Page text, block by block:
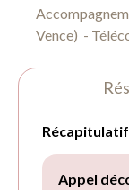
Vence) -